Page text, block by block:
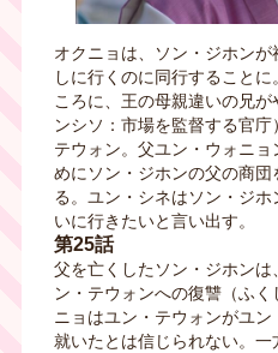
オクニョは、ソン・ジホン
しに行くのに同行すること
ころに、王の母親違いの兄
ンシソ：市場を監督する官庁
テウォン。父ユン・ウォニ
めにソン・ジホンの父の商
る。ユン・シネはソン・ジ
いに行きたいと言い出す。
第25話
父を亡くしたソン・ジホン
ン・テウォンへの復讐（ふ
ニョはユン・テウォンがユ
就いたとは信じられない。